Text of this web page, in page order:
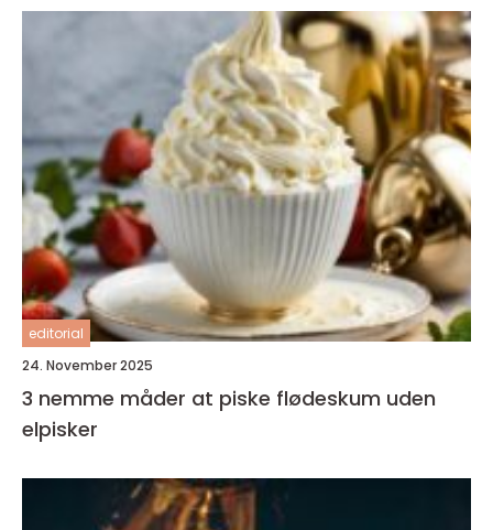
editorial
24. November 2025
3 nemme måder at piske flødeskum uden
elpisker